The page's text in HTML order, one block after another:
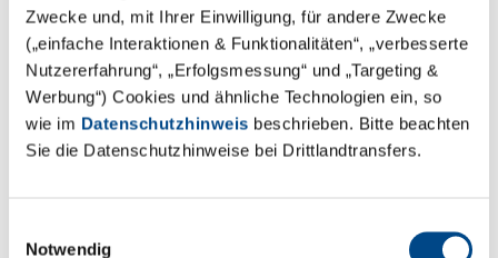
Zwecke und, mit Ihrer Einwilligung, für andere Zwecke
(„einfache Interaktionen & Funktionalitäten“, „verbesserte
Nutzererfahrung“, „Erfolgsmessung“ und „Targeting &
Werbung“) Cookies und ähnliche Technologien ein, so
wie im Datenschutzhinweis beschrieben. Bitte beachten
Sie die Datenschutzhinweise bei Drittlandtransfers.
Notwendig